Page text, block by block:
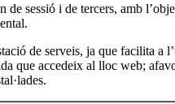
de sessió i de tercers, amb
de serveis, ja que facilita a
que accedeix al lloc web;